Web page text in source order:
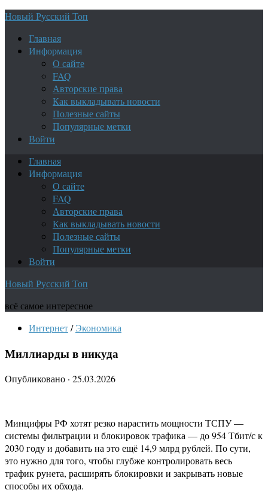
Новый Русский Топ
Главная
Информация
О сайте
FAQ
Авторские права
Как выкладывать новости
Полезные сайты
Популярные метки
Войти
Главная
Информация
О сайте
FAQ
Авторские права
Как выкладывать новости
Полезные сайты
Популярные метки
Войти
Новый Русский Топ
всё самое интересное
Интернет/ Экономика
Миллиарды в никуда
Опубликовано · 25.03.2026
Минцифры РФ хотят резко нарастить мощности ТСПУ —
системы фильтрации и блокировок трафика — до 954 Тбит/с к
2030 году и добавить на это ещё 14,9 млрд рублей. По сути,
это нужно для того, чтобы глубже контролировать весь
трафик рунета, расширять блокировки и закрывать новые
способы их обхода.